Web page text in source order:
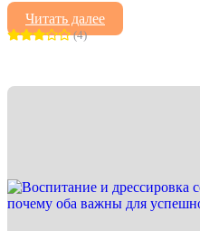
Читать далее
(4)